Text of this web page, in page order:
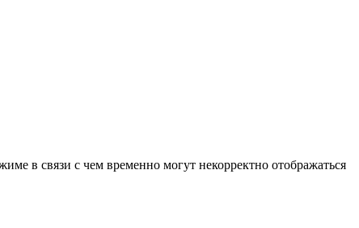
в связи с чем временно могут некорректно отображаться